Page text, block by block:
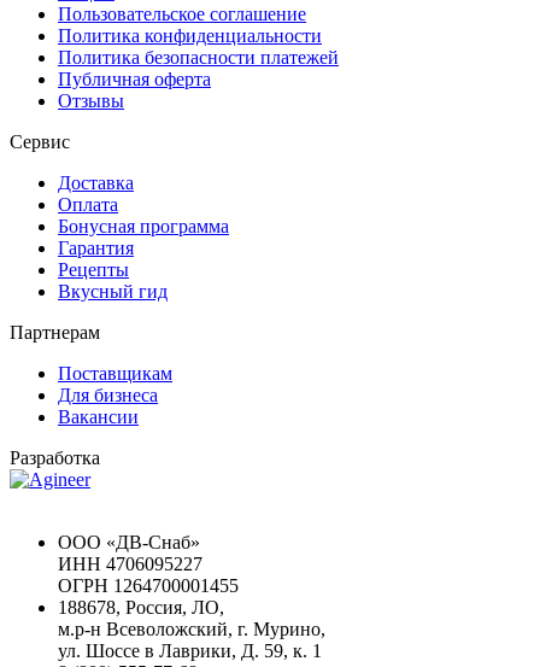
Пользовательское соглашение
Политика конфиденциальности
Политика безопасности платежей
Публичная оферта
Отзывы
Сервис
Доставка
Оплата
Бонусная программа
Гарантия
Рецепты
Вкусный гид
Партнерам
Поставщикам
Для бизнеса
Вакансии
Разработка
ООО «ДВ-Снаб»
ИНН 4706095227
ОГРН 1264700001455
188678, Россия, ЛО,
м.р-н Всеволожский, г. Мурино,
ул. Шоссе в Лаврики, Д. 59, к. 1